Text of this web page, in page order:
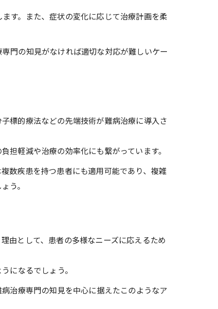
す。また、症状の変化に応じて治療計画を柔
門の知見がなければ適切な対応が難しいケー
標的療法などの先端技術が難病治療に導入さ
担軽減や治療の効率化にも繋がっています。
数疾患を持つ患者にも適用可能であり、複雑
う。
由として、患者の多様なニーズに応えるため
になるでしょう。
治療専門の知見を中心に据えたこのようなア